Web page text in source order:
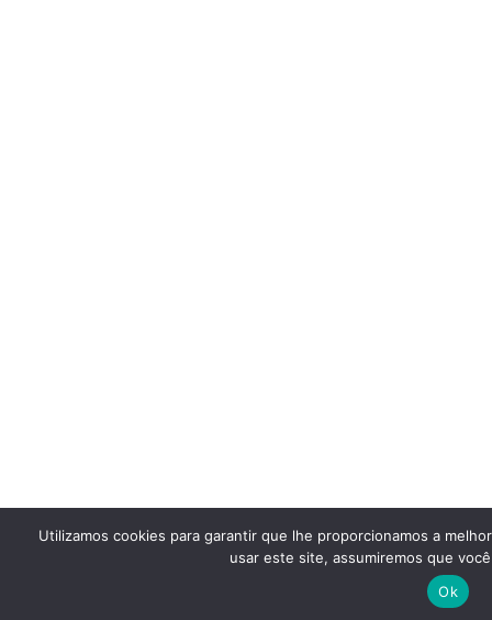
Utilizamos cookies para garantir que lhe proporcionamos a
usar este site, assumiremos que
Ok